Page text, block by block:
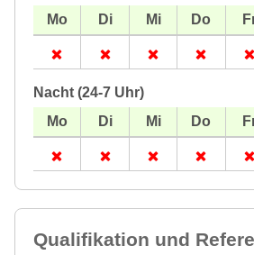
Nacht (24-7 Uhr)
Qualifikation und